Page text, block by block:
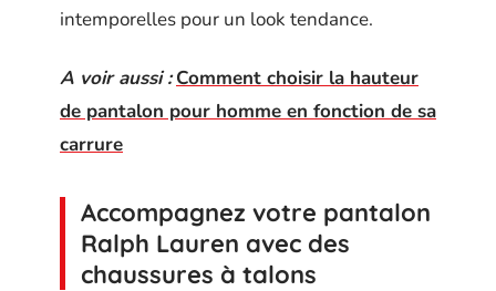
intemporelles pour un look tendance.
A voir aussi : Comment choisir la hauteur
de pantalon pour homme en fonction de sa
carrure
Accompagnez votre pantalon
Ralph Lauren avec des
chaussures à talons